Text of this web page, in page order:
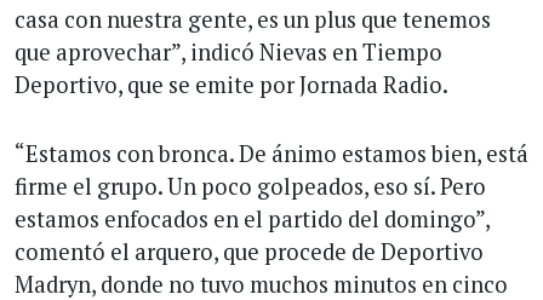
casa con nuestra gente, es un plus que tenemos
que aprovechar”, indicó Nievas en Tiempo
Deportivo, que se emite por Jornada Radio.
“Estamos con bronca. De ánimo estamos bien, está
firme el grupo. Un poco golpeados, eso sí. Pero
estamos enfocados en el partido del domingo”,
comentó el arquero, que procede de Deportivo
Madryn, donde no tuvo muchos minutos en cinco